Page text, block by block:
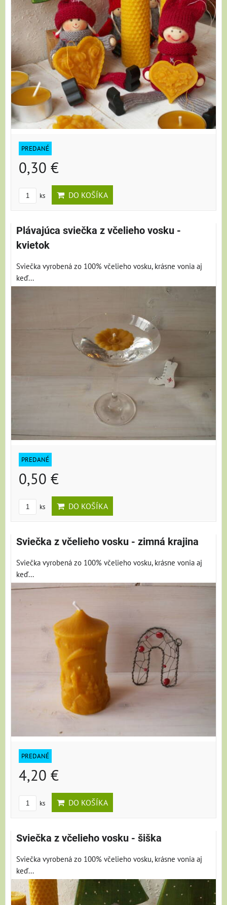
PREDANÉ
0,30 €
ks DO KOŠÍKA
Plávajúca sviečka z včelieho vosku -
kvietok
Sviečka vyrobená zo 100% včelieho vosku, krásne vonia aj
keď...
PREDANÉ
0,50 €
ks DO KOŠÍKA
Sviečka z včelieho vosku - zimná krajina
Sviečka vyrobená zo 100% včelieho vosku, krásne vonia aj
keď...
PREDANÉ
4,20 €
ks DO KOŠÍKA
Sviečka z včelieho vosku - šiška
Sviečka vyrobená zo 100% včelieho vosku, krásne vonia aj
keď...